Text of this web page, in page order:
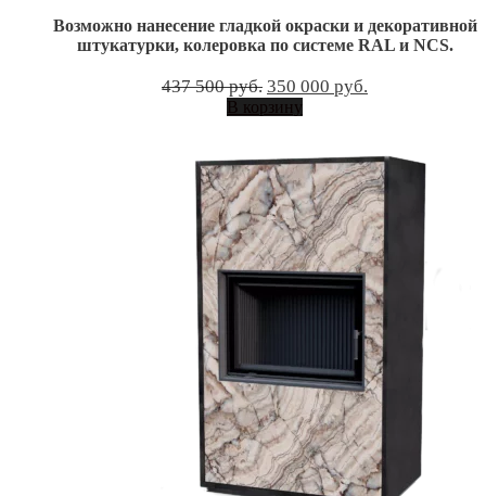
Возможно нанесение гладкой окраски и декоративной
штукатурки, колеровка по системе RAL и NCS.
437 500руб. Первоначальная
цена
составляла
500 руб..
350 000 руб.
цена:
В корзину